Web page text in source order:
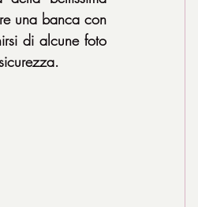
una banca con
di alcune foto